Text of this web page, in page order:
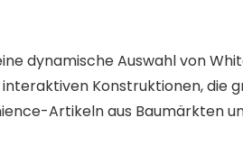
eine dynamische Auswahl von
Konstruktionen, die
Artikeln aus Baumärkten